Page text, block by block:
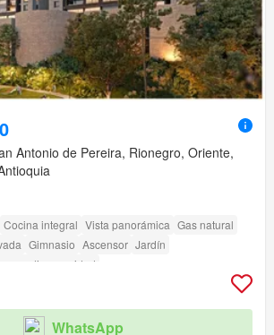
Antonio de Pereira, Rionegro, Oriente,
Cocina integral Vista panorámica Gas natural
Gimnasio Ascensor Jardín
con discapacidad
WhatsApp